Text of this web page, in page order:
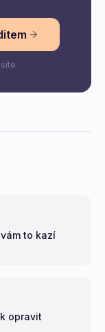
to kazí
opravit